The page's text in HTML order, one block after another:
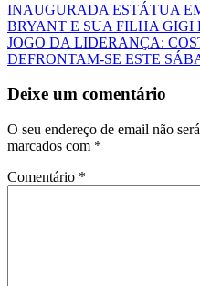
INAUGURADA ESTÁTUA
BRYANT E SUA FILHA GIGI
JOGO DA LIDERANÇA:
DEFRONTAM-SE ESTE
Deixe um comentário
O seu endereço de email não
marcados com *
Comentário *